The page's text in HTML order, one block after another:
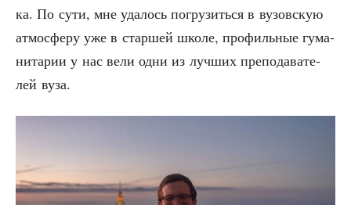
ка. По сути, мне уда­лось погру­зить­ся в вузов­скую
атмо­сфе­ру уже в стар­шей шко­ле, про­филь­ные гума­
ни­та­рии у нас вели одни из луч­ших пре­по­да­ва­те­
лей вуза.